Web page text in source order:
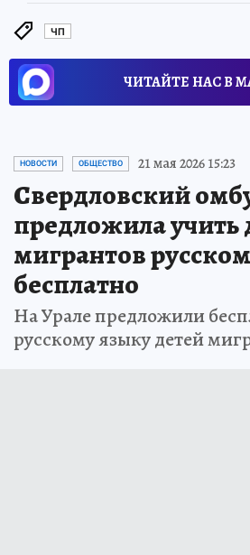
ЧП
ЧИТАЙТЕ НАС В
НОВОСТИ ОБЩЕСТВО 21 мая 2026 15:23
Свердловский
предложила учить
мигрантов
бесплатно
На Урале предложили
русскому языку детей